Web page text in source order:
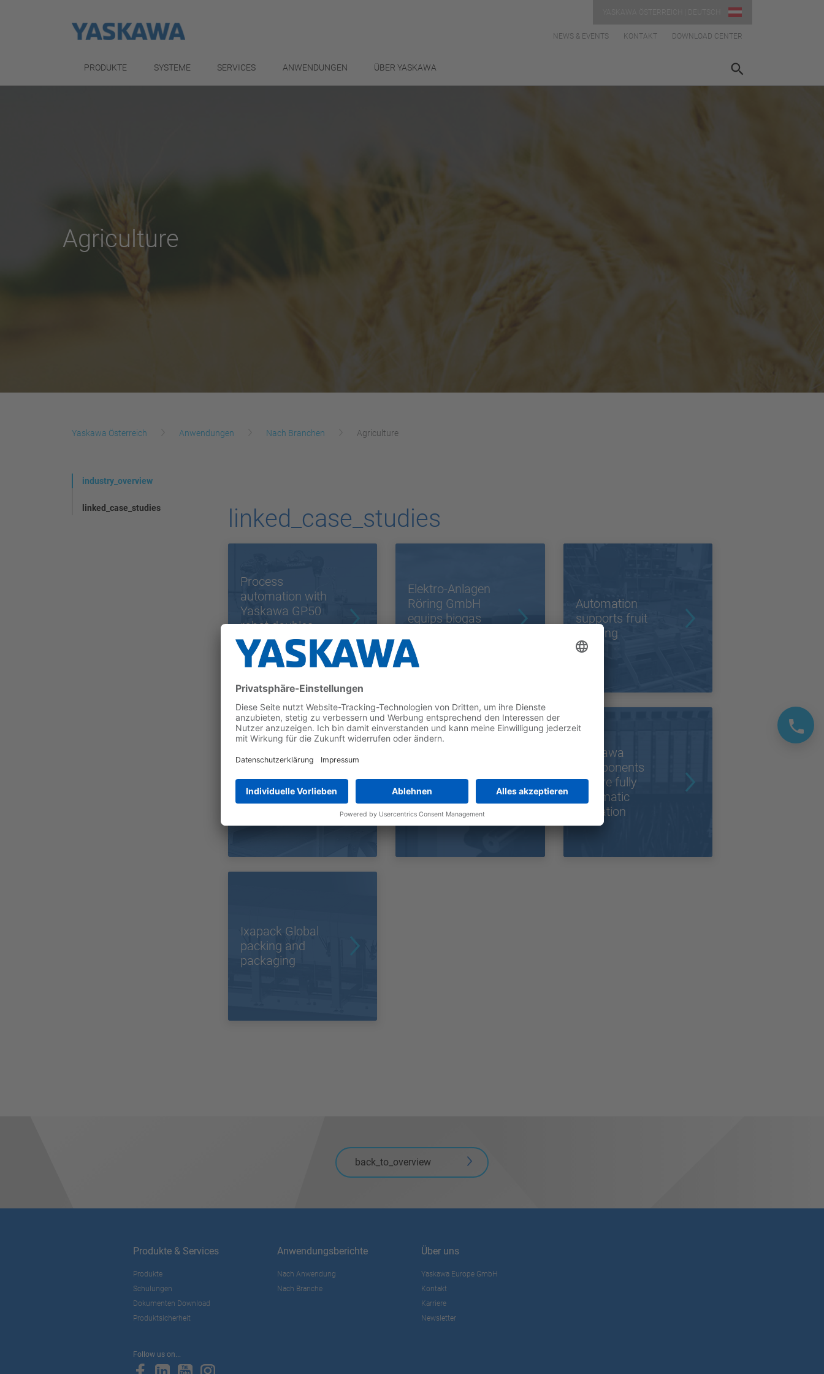
NEWS & EVENTS KONTAKT DOWNLOAD CENTER
PRODUKTE SYSTEME SERVICES ANWENDUNGEN ÜBER YASKAWA
Agriculture
Yaskawa Österreich Anwendungen Nach Branchen Agriculture
industry_overview
linked_case_studies linked_case_studies
Process
automation with
Yaskawa GP50
robot doubles
ADAMA's
production output
Elektro-Anlagen
Röring GmbH
equips biogas
Yaskawa AC drives
Automation
supports fruit
farming
Long-term
Visser Horti
Systems
fans with high-
efficiency IE4
motors
Yaskawa
Components
ensure fully
automatic
operation
Ixapack Global
packing and
packaging
back_to_overview
Produkte & Services
Produkte
Schulungen
Dokumenten Download
Produktsicherheit
Anwendungsberichte
Nach Anwendung
Nach Branche
Über uns
Yaskawa Europe GmbH
Kontakt
Karriere
Newsletter
Follow us on...